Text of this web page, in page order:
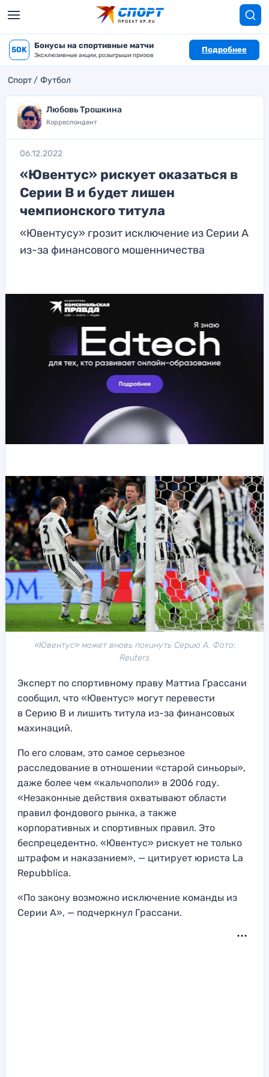
50K Бонусы на спортивные матчи
Эксклюзивные акции, розыгрыши призов
Подробнее
Спорт Футбол
Любовь Трошкина
Корреспондент
06.12.2022
«Ювентус» рискует оказаться в
Серии B и будет лишен
чемпионского титула
«Ювентусу» грозит исключение из Серии А
из-за финансового мошенничества
«Ювентус» может вновь покинуть Серию А. Фото:
Reuters
Эксперт по спортивному праву Маттиа Грассани
сообщил, что «Ювентус» могут перевести
в Серию B и лишить титула из-за финансовых
махинаций.
По его словам, это самое серьезное
расследование в отношении «старой синьоры»,
даже более чем «кальчополи» в 2006 году.
«Незаконные действия охватывают области
правил фондового рынка, а также
корпоративных и спортивных правил. Это
беспрецедентно. «Ювентус» рискует не только
штрафом и наказанием», — цитирует юриста La
Repubblica.
«По закону возможно исключение команды из
Серии А», — подчеркнул Грассани.